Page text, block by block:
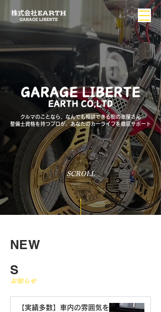
クルマのことなら、なんでも相談できる街の車屋さん
整備士資格を持つプロが、あなたのカーライフを徹底サポート
SCROLL
NEW
S
お知らせ
【実績多数】車内の雰囲気を格